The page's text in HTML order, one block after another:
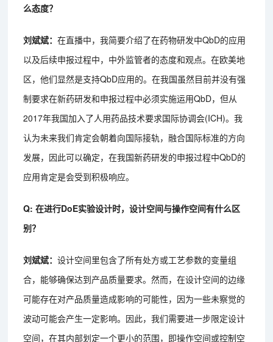
么态度？
刘斌斌：在直播中，我简要介绍了在药物研发中QbD的应用
以及后续申报过程中，中外监管者的态度和观点。在欧美地
区，他们显然是支持QbD应用的。在我国虽然目前并没有强
制要求在新药研发和申报过程中必须实施运用QbD，但从
2017年我国加入了人用药品技术要求国际协调会(ICH)。我
认为未来我们肯定会朝着向国际接轨，融合国际标准的方向
发展，因此可以确定，在我国新药研发的申报过程中QbD的
应用肯定是会受到积极响应。
Q: 在进行DoE实验设计时，设计空间与操作空间有什么区
别？
刘斌斌：设计空间里包含了所有处方或工艺参数的变量组
合，能够确保达到产品质量要求。然而，在设计空间的边缘
可能存在对产品质量造成影响的可能性，因为一些未察觉的
波动可能会产生一定影响。因此，我们需要进一步限定设计
空间，在其内部划定一个更小的范围，即操作空间或控制空